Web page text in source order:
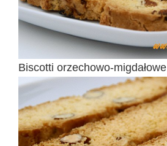
Biscotti orzechowo-migdałowe